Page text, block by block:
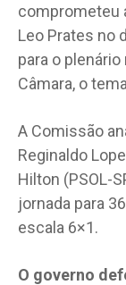
comprometeu
Leo Prates no
para o plenário
Câmara, o
A Comissão
Reginaldo
Hilton (PSOL-
jornada para
escala 6×1.
O governo